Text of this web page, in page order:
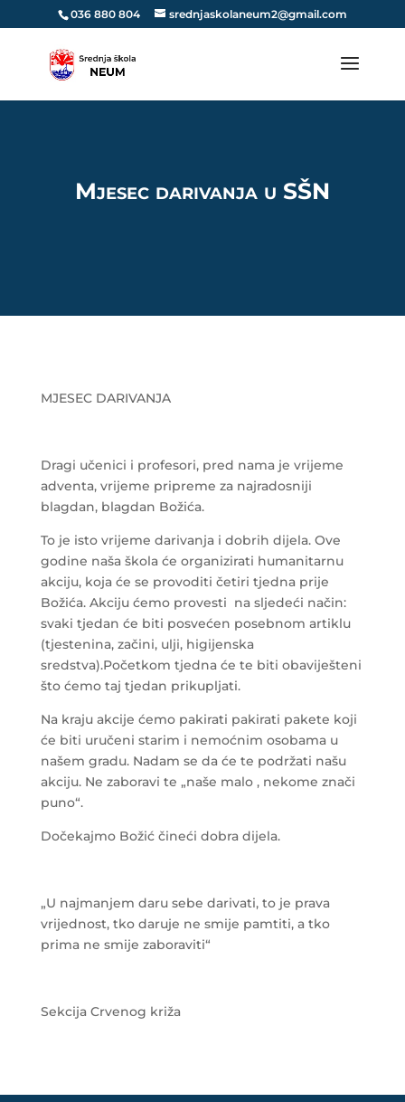
036 880 804 srednjaskolaneum2@gmail.com
Mjesec darivanja u SŠN
MJESEC DARIVANJA
Dragi učenici i profesori, pred nama je vrijeme
adventa, vrijeme pripreme za najradosniji
blagdan, blagdan Božića.
To je isto vrijeme darivanja i dobrih dijela. Ove
godine naša škola će organizirati humanitarnu
akciju, koja će se provoditi četiri tjedna prije
Božića. Akciju ćemo provesti na sljedeći način:
svaki tjedan će biti posvećen posebnom artiklu
(tjestenina, začini, ulji, higijenska
sredstva).Početkom tjedna će te biti obaviješteni
što ćemo taj tjedan prikupljati.
Na kraju akcije ćemo pakirati pakirati pakete koji
će biti uručeni starim i nemoćnim osobama u
našem gradu. Nadam se da će te podržati našu
akciju. Ne zaboravi te „naše malo , nekome znači
puno“.
Dočekajmo Božić čineći dobra dijela.
„U najmanjem daru sebe darivati, to je prava
vrijednost, tko daruje ne smije pamtiti, a tko
prima ne smije zaboraviti“
Sekcija Crvenog križa